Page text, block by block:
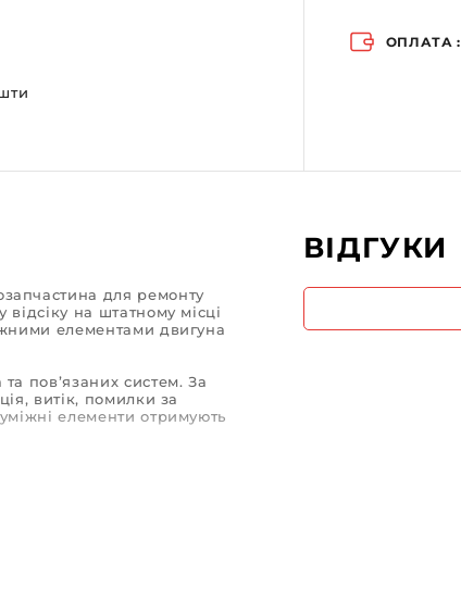
для ремонту
на штатному місці
елементами двигуна
пов’язаних систем. За
витік, помилки за
елементи отримують
схожі версії можуть
замовленням
коректно стали на
ОПЛАТА :
ВІДГУКИ